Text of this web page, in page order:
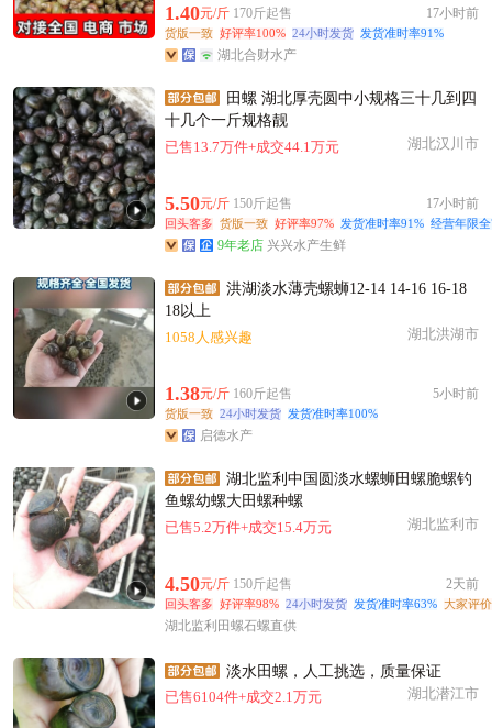
1.40元/斤 170斤起售 17小时前
货版一致 好评率100% 24小时发货 发货准时率91%
湖北合财水产
田螺 湖北厚壳圆中小规格三十几到四
十几个一斤规格靓
已售13.7万件+成交44.1万元
湖北汉川市
5.50元/斤 150斤起售 17小时前
回头客多 货版一致 好评率97% 发货准时率91% 经营年限
9年老店 兴兴水产生鲜
洪湖淡水薄壳螺蛳12-14 14-16 16-18
18以上
1058人感兴趣
湖北洪湖市
1.38元/斤 160斤起售 5小时前
货版一致 24小时发货 发货准时率100%
启德水产
湖北监利中国圆淡水螺蛳田螺脆螺钓
鱼螺幼螺大田螺种螺
已售5.2万件+成交15.4万元
湖北监利市
4.50元/斤 150斤起售 2天前
回头客多 好评率98% 24小时发货 发货准时率63% 大家评
湖北监利田螺石螺直供
淡水田螺，人工挑选，质量保证
已售6104件+成交2.1万元
湖北潜江市